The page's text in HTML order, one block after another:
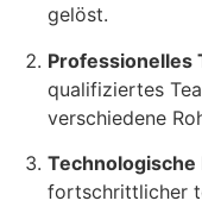
gelöst.
Professionelles
qualifiziertes
verschiedene
Technologische
fortschrittlicher